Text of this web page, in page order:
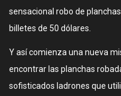
sensacional robo de
billetes de 50 dólares.
Y así comienza una nueva
encontrar las planchas
sofisticados ladrones que